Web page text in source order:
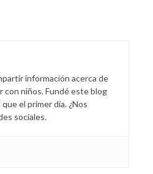
información acerca de
con niños. Fundé este blog
el primer día. ¿Nos
sociales.